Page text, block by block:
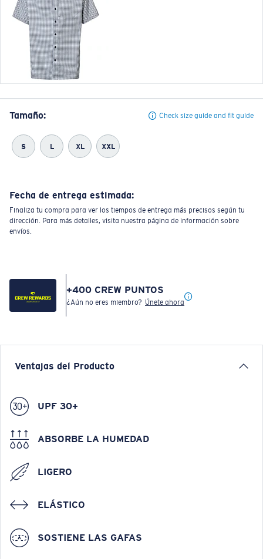
Tamaño: Check size guide and fit guide
S L XL XXL
Fecha de entrega estimada:
Finaliza tu compra para ver los tiempos de entrega más precisos según tu
dirección. Para más detalles, visita nuestra página de información sobre
envíos.
+400 CREW PUNTOS
¿Aún no eres miembro? Únete ahora
Ventajas del Producto
UPF 30+
ABSORBE LA HUMEDAD
LIGERO
ELÁSTICO
SOSTIENE LAS GAFAS